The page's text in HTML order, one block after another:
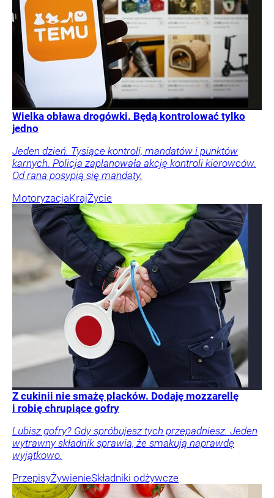
Wielka obława drogówki. Będą kontrolować tylko
jedno
Jeden dzień. Tysiące kontroli, mandatów i punktów
karnych. Policja zaplanowała akcję kontroli kierowców.
Od rana posypią się mandaty.
MotoryzacjaKrajŻycie
Z cukinii nie smażę placków. Dodaję mozzarellę
i robię chrupiące gofry
Lubisz gofry? Gdy spróbujesz tych przepadniesz. Jeden
wytrawny składnik sprawia, że smakują naprawdę
wyjątkowo.
PrzepisyŻywienieSkładniki odżywcze